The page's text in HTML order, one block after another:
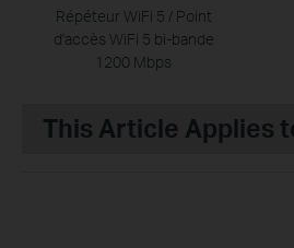
Répéteur WiFi 5 / Point
d'accès WiFi 5 bi-bande
1200 Mbps
This Article Applies